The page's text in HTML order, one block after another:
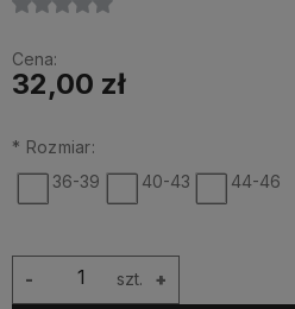
Cena:
32,00 zł
* Rozmiar:
36-39
40-43 44-46
szt. +
-